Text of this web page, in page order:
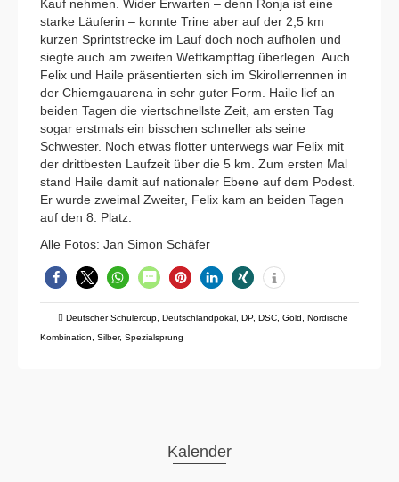
Kauf nehmen. Wider Erwarten – denn Ronja ist eine
starke Läuferin – konnte Trine aber auf der 2,5 km
kurzen Sprintstrecke im Lauf doch noch aufholen und
siegte auch am zweiten Wettkampftag überlegen. Auch
Felix und Haile präsentierten sich im Skirollerrennen in
der Chiemgauarena in sehr guter Form. Haile lief an
beiden Tagen die viertschnellste Zeit, am ersten Tag
sogar erstmals ein bisschen schneller als seine
Schwester. Noch etwas flotter unterwegs war Felix mit
der drittbesten Laufzeit über die 5 km. Zum ersten Mal
stand Haile damit auf nationaler Ebene auf dem Podest.
Er wurde zweimal Zweiter, Felix kam an beiden Tagen
auf den 8. Platz.
Alle Fotos: Jan Simon Schäfer
Deutscher Schülercup Deutschlandpokal DP, DSC Gold
Nordische
Kombination
Silber, Spezialsprung
Kalender